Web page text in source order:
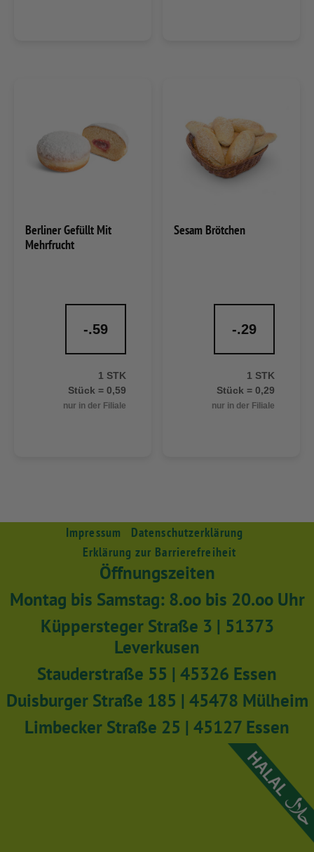
Berliner Gefüllt Mit
Mehrfrucht
-.59
1 STK
Stück = 0,59
nur in der Filiale
Sesam Brötchen
-.29
1 STK
Stück = 0,29
nur in der Filiale
Impressum
Datenschutzerklärung
Erklärung zur Barrierefreiheit
Öffnungszeiten
Montag bis Samstag: 8.oo bis 20.oo Uhr
Küppersteger Straße 3 | 51373
Leverkusen
Stauderstraße 55 | 45326 Essen
Duisburger Straße 185 | 45478 Mülheim
Limbecker Straße 25 | 45127 Essen